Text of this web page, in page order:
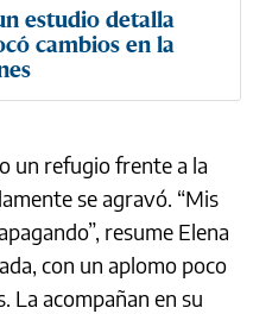
estudio detalla
cambios en la
un refugio frente a la
se agravó. “Mis
resume Elena
con un aplomo poco
La acompañan en su